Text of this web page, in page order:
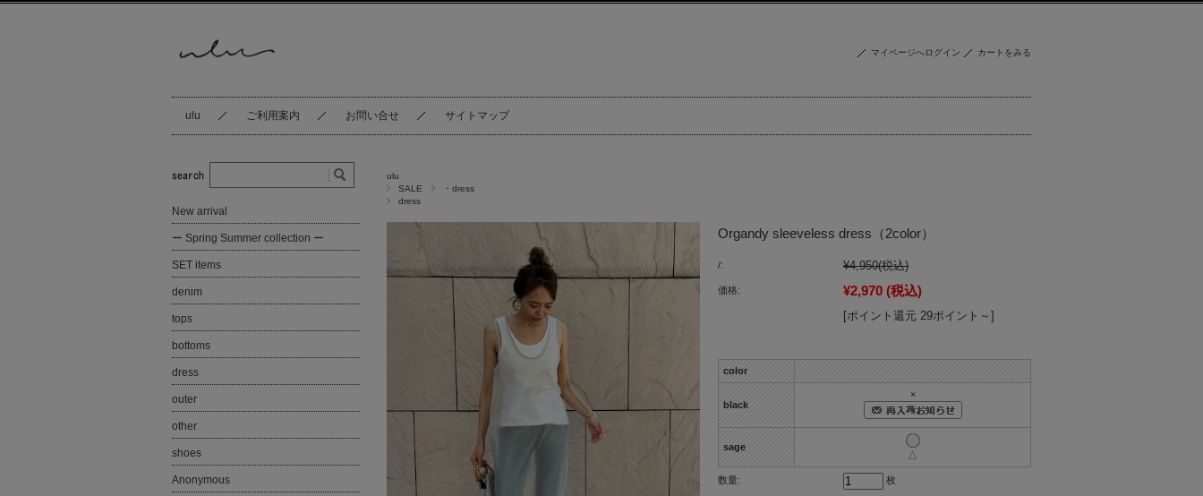
マイページへログイン カートをみる
ulu ご利用案内 お問い合せ サイトマップ
ulu
SALE
・dress
dress
Organdy sleeveless dress（2color）
/: ¥4,950(税込)
価格: ¥2,970 (税込)
[ポイント還元 29ポイント～]
color
black
×
sage
△
数量: 枚
New arrival
ー Spring Summer collection ー
SET items
denim
tops
bottoms
dress
outer
other
shoes
Anonymous